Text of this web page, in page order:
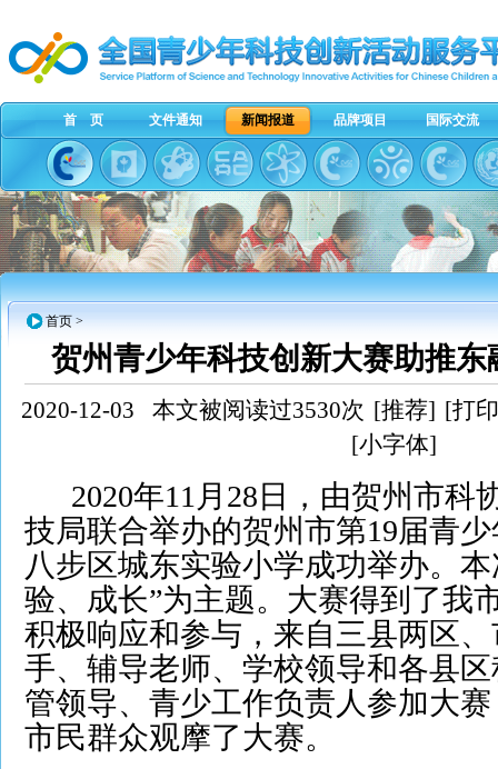
首 页 文件通知 新闻报道 品牌项目 国际交流
首页 >
贺州青少年科技创新大赛助推
2020-12-03 本文被阅读过3530次 [推荐] [打
[小字体]
2020年11月28日，由贺州市科
技局联合举办的贺州市第19届青
八步区城东实验小学成功举办。
验、成长”为主题。大赛得到了我
积极响应和参与，来自三县两区
手、辅导老师、学校领导和各县
管领导、青少工作负责人参加大
市民群众观摩了大赛。